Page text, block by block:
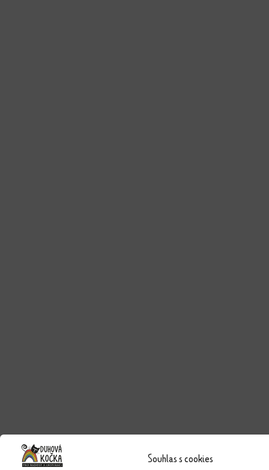
Souhlas s cookies